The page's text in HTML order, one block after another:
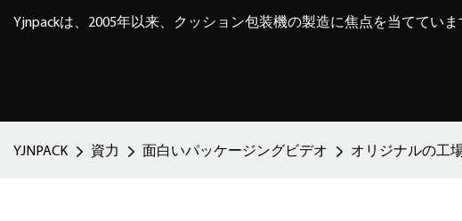
Yjnpackは、2005年以来、クッション包装機の製造に焦点を当てていま
YJNPACK 資力 面白いパッケージングビデオ オリジナルの工